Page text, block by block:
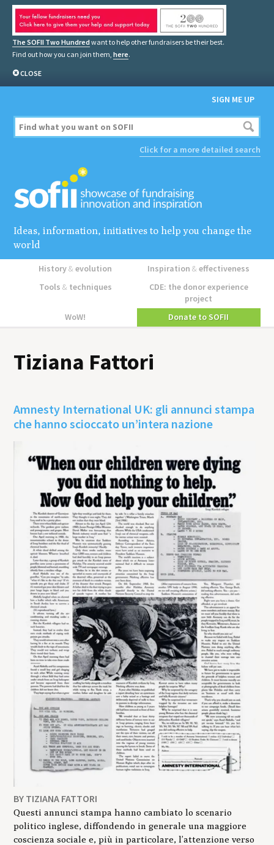
The SOFII Two Hundred want to help other fundraisers be their best.
Find out how you can join them, here.
CLOSE
SIGN ME UP
Click for a more detailed search
Ideas, information, initiatives to help you change the
world
History&evolution Inspiration&effectiveness
Tools &techniques
CDE: the donor experience
project
WoW!
Donate to SOFII
Tiziana Fattori
Amnesty International UK: gli annunci stampa
che hanno scioccato un’intera nazione
BY TIZIANA FATTORI
Questi annunci stampa hanno cambiato lo scenario
politico inglese, diffondendo in generale una maggiore
coscienza sociale e, più in particolare, l’attenzione verso